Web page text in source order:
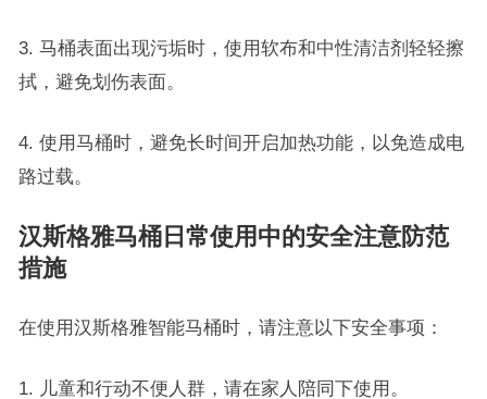
3. 马桶表面出现污垢时，使用软布和中性清洁剂轻轻擦
拭，避免划伤表面。
4. 使用马桶时，避免长时间开启加热功能，以免造成电
路过载。
汉斯格雅马桶日常使用中的安全注意防范
措施
在使用汉斯格雅智能马桶时，请注意以下安全事项：
1. 儿童和行动不便人群，请在家人陪同下使用。